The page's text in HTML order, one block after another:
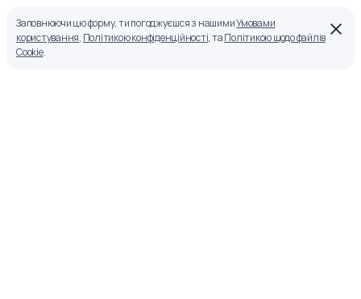
Заповнюючи цю форму, ти погоджуєшся з нашимиУмовами
користування, Політикою конфіденційності, таПолітикою щодо файлів
Cookie.